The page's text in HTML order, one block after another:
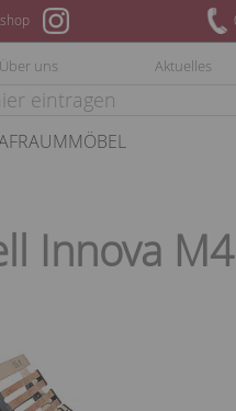
Über uns Aktuelles
Innova